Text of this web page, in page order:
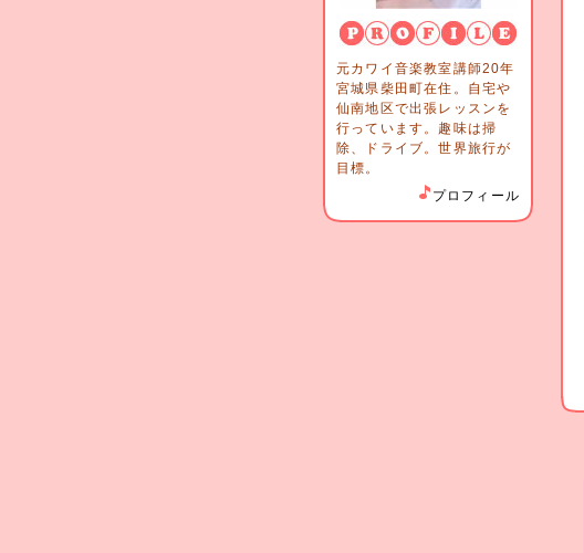
元カワイ音楽教室講師20年
宮城県柴田町在住。自宅や
仙南地区で出張レッスンを
行っています。趣味は掃
除、ドライブ。世界旅行が
目標。
プロフィール